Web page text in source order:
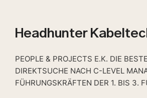
Headhunter
PEOPLE & PROJECTS E.K. DIE
DIREKTSUCHE NACH C-LEVEL
FÜHRUNGSKRÄFTEN DER 1. BIS 3.